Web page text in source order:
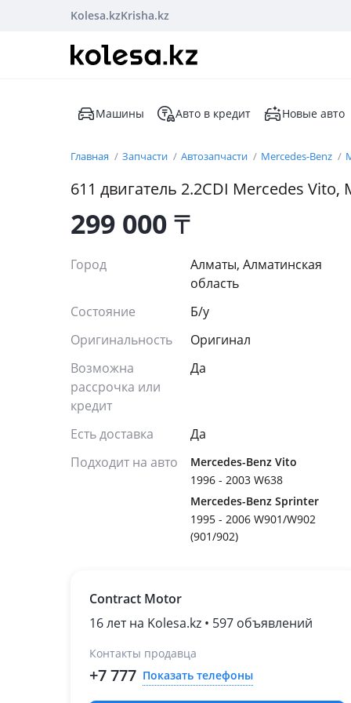
Kolesa.kzKrisha.kz
Машины Авто в кредит Новые авто
Главная Запчасти Автозапчасти Mercedes-Benz
611 двигатель 2.2CDI Mercedes Vito,
299 000₸
Город
Алматы, Алматинская
область
Состояние
Б/y
Оригинальность
Оригинал
Возможна
рассрочка или
кредит
Да
Есть доставка
Да
Подходит на авто
Mercedes-Benz Vito
1996 - 2003 W638
Mercedes-Benz Sprinter
1995 - 2006 W901/W902
(901/902)
Contract Motor
16 лет на Kolesa.kz • 597 объявлений
Контакты продавца
+7 777 Показать телефоны